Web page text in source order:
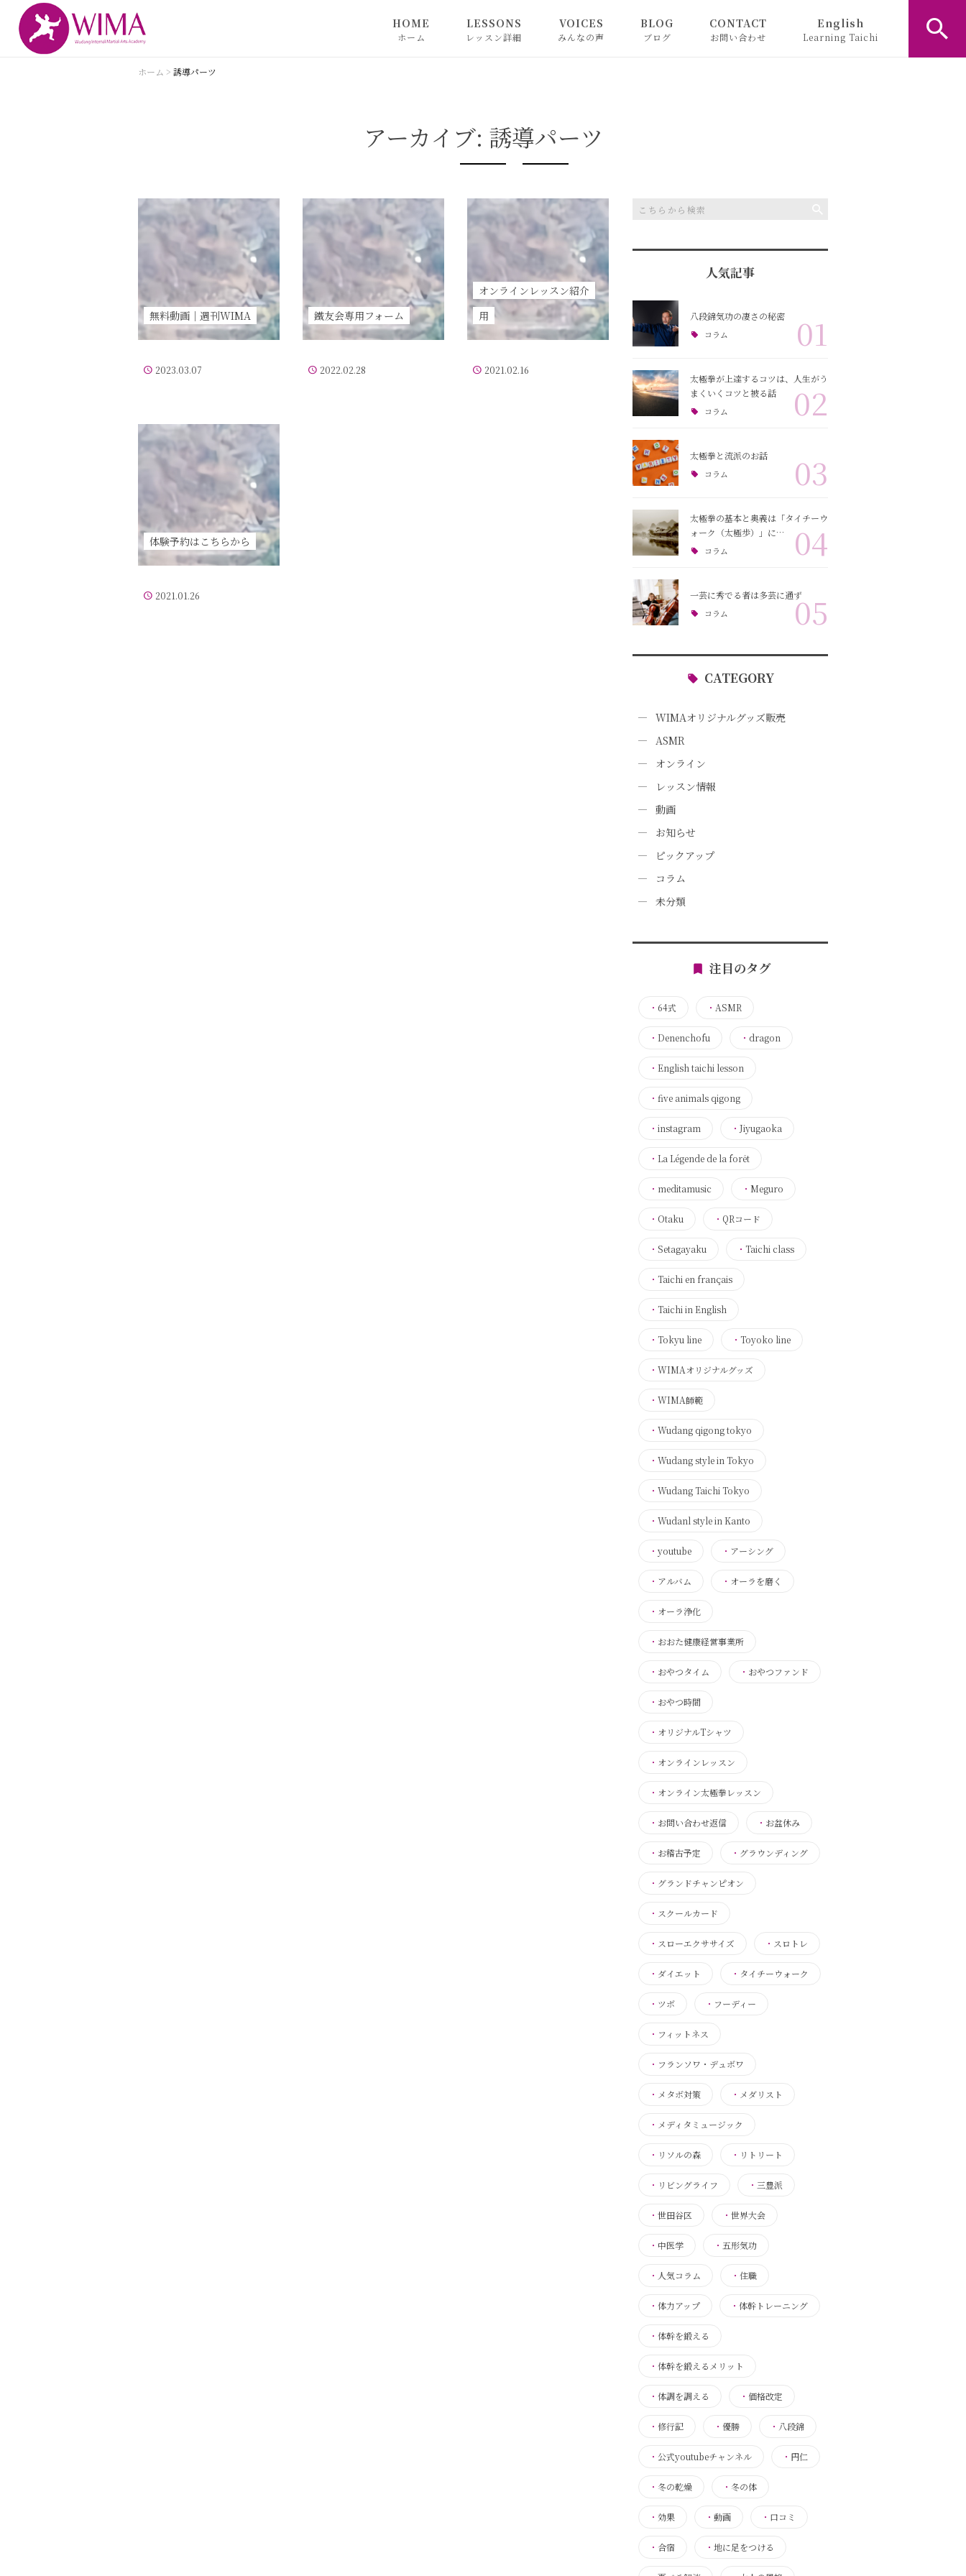
HOME
ホーム
LESSONS
レッスン詳細
VOICES
みんなの声
BLOG
ブログ
CONTACT
お問い合わせ
English
Learning Taichi
ホーム > 誘導パーツ
アーカイブ: 誘導パーツ
無料動画｜週刊WIMA
2023.03.07
鐵友会専用フォーム
2022.02.28
オンラインレッスン紹介
用
2021.02.16
体験予約はこちらから
2021.01.26
人気記事
八段錦気功の凄さの秘密
コラム 01
太極拳が上達するコツは、人生がう
まくいくコツと被る話
コラム 02
太極拳と流派のお話
コラム 03
太極拳の基本と奥義は「タイチーウ
ォーク（太極歩）」に…
コラム 04
一芸に秀でる者は多芸に通ず
コラム 05
CATEGORY
WIMAオリジナルグッズ販売
ASMR
オンライン
レッスン情報
動画
お知らせ
ピックアップ
コラム
未分類
注目のタグ
・ 64式 ・ ASMR
・ Denenchofu ・ dragon
・ English taichi lesson
・ five animals qigong
・ instagram ・ Jiyugaoka
・ La Légende de la forêt
・ meditamusic ・ Meguro
・ Otaku ・ QRコード
・ Setagayaku ・ Taichi class
・ Taichi en français
・ Taichi in English
・ Tokyu line ・ Toyoko line
・ WIMAオリジナルグッズ
・ WIMA師範
・ Wudang qigong tokyo
・ Wudang style in Tokyo
・ Wudang Taichi Tokyo
・ Wudanl style in Kanto
・ youtube ・ アーシング
・ アルバム ・ オーラを磨く
・ オーラ浄化
・ おおた健康経営事業所
・ おやつタイム ・ おやつファンド
・ おやつ時間
・ オリジナルTシャツ
・ オンラインレッスン
・ オンライン太極拳レッスン
・ お問い合わせ返信 ・ お盆休み
・ お稽古予定 ・ グラウンディング
・ グランドチャンピオン
・ スクールカード
・ スローエクササイズ ・ スロトレ
・ ダイエット ・ タイチーウォーク
・ ツボ ・ フーディー
・ フィットネス
・ フランソワ・デュボワ
・ メタボ対策 ・ メダリスト
・ メディタミュージック
・ リソルの森 ・ リトリート
・ リビングライフ ・ 三豊派
・ 世田谷区 ・ 世界大会
・ 中医学 ・ 五形気功
・ 人気コラム ・ 住職
・ 体力アップ ・ 体幹トレーニング
・ 体幹を鍛える
・ 体幹を鍛えるメリット
・ 体調を調える ・ 価格改定
・ 修行記 ・ 優勝 ・ 八段錦
・ 公式youtubeチャンネル ・ 円仁
・ 冬の乾燥 ・ 冬の体
・ 効果 ・ 動画 ・ 口コミ
・ 合宿 ・ 地に足をつける